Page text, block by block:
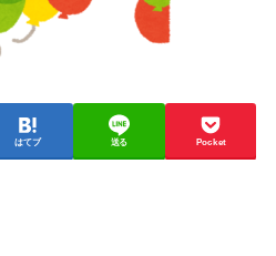
はてブ 送る Pocket